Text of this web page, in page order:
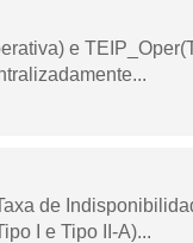
e
de
I e Tipo II-A)...